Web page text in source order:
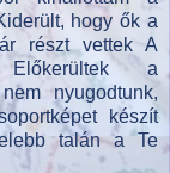
hogy ők a
részt vettek A
Előkerültek a
nyugodtunk,
készít
talán a Te